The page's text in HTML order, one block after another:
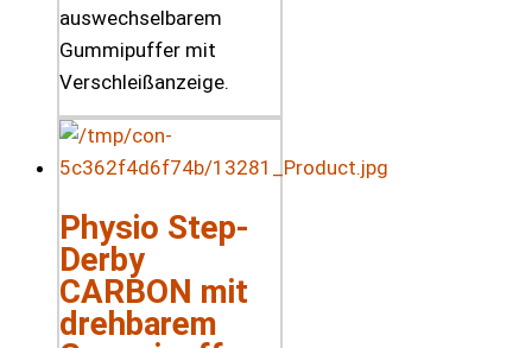
auswechselbarem
Gummipuffer mit
Verschleißanzeige.
Physio Step-
Derby
CARBON mit
drehbarem